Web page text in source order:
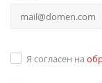
Я согласен на